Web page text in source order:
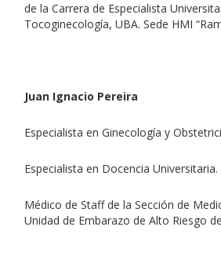
de la Carrera de Especialista
Tocoginecología, UBA. Sede HMI
Juan Ignacio Pereira
Especialista en Ginecología y
Especialista en Docencia Universitaria.
Médico de Staff de la Sección de
Unidad de Embarazo de Alto Riesgo